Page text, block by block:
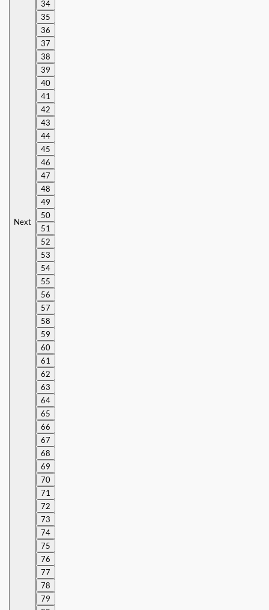
Next
34
35
36
37
38
39
40
41
42
43
44
45
46
47
48
49
50
51
52
53
54
55
56
57
58
59
60
61
62
63
64
65
66
67
68
69
70
71
72
73
74
75
76
77
78
79